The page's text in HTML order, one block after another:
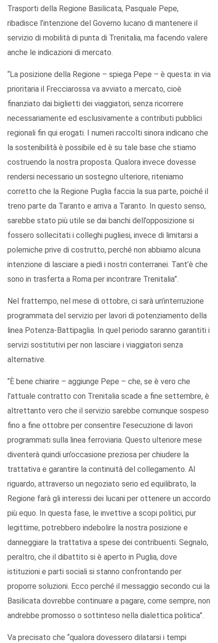
Trasporti della Regione Basilicata, Pasquale Pepe,
ribadisce l’intenzione del Governo lucano di mantenere il
servizio di mobilità di punta di Trenitalia, ma facendo valere
anche le indicazioni di mercato.
“La posizione della Regione – spiega Pepe – è questa: in via
prioritaria il Frecciarossa va avviato a mercato, cioè
finanziato dai biglietti dei viaggiatori, senza ricorrere
necessariamente ed esclusivamente a contributi pubblici
regionali fin qui erogati. I numeri raccolti sinora indicano che
la sostenibilità è possibile ed è su tale base che stiamo
costruendo la nostra proposta. Qualora invece dovesse
rendersi necessario un sostegno ulteriore, riteniamo
corretto che la Regione Puglia faccia la sua parte, poiché il
treno parte da Taranto e arriva a Taranto. In questo senso,
sarebbe stato più utile se dai banchi dell’opposizione si
fossero sollecitati i colleghi pugliesi, invece di limitarsi a
polemiche prive di costrutto, perché non abbiamo alcuna
intenzione di lasciare a piedi i nostri conterranei. Tant’è che
sono in trasferta a Roma per incontrare Trenitalia”.
Nel frattempo, nel mese di ottobre, ci sarà un’interruzione
programmata del servizio per lavori di potenziamento della
linea Potenza-Battipaglia. In quel periodo saranno garantiti i
servizi sostitutivi per non lasciare i viaggiatori senza
alternative.
“È bene chiarire – aggiunge Pepe – che, se è vero che
l’attuale contratto con Trenitalia scade a fine settembre, è
altrettanto vero che il servizio sarebbe comunque sospeso
fino a fine ottobre per consentire l’esecuzione di lavori
programmati sulla linea ferroviaria. Questo ulteriore mese
diventerà quindi un’occasione preziosa per chiudere la
trattativa e garantire la continuità del collegamento. Al
riguardo, attraverso un negoziato serio ed equilibrato, la
Regione farà gli interessi dei lucani per ottenere un accordo
più equo. In questa fase, le invettive a scopi politici, pur
legittime, potrebbero indebolire la nostra posizione e
danneggiare la trattativa a spese dei contribuenti. Segnalo,
peraltro, che il dibattito si è aperto in Puglia, dove
istituzioni e parti sociali si stanno confrontando per
proporre soluzioni. Ecco perché il messaggio secondo cui la
Basilicata dovrebbe continuare a pagare, come sempre, non
andrebbe promosso o sottinteso nella dialettica politica”.
Va precisato che “qualora dovessero dilatarsi i tempi